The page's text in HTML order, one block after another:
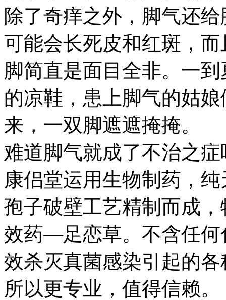
除了奇痒之外，脚气还
可能会长死皮和红斑，
脚简直是面目全非。一
的凉鞋，患上脚气的姑
来，一双脚遮遮掩掩。
难道脚气就成了不治之
康侣堂运用生物制药，
孢子破壁工艺精制而成
效药—足恋草。不含任何
效杀灭真菌感染引起的
所以更专业，值得信赖。